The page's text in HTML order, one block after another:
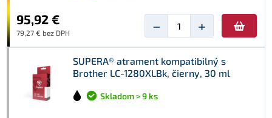
95,92 €
79,27 € bez DPH − +
SUPERA® atrament kompatibilný s
Brother LC-1280XLBk, čierny, 30 ml
Skladom > 9 ks